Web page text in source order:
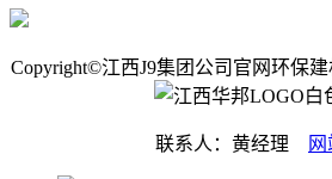
Copyright©江西J9集团公司官网环保建
联系人：黄经理